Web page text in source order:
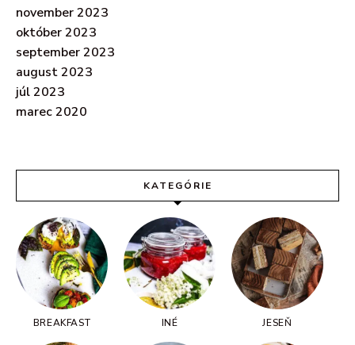
november 2023
október 2023
september 2023
august 2023
júl 2023
marec 2020
KATEGÓRIE
BREAKFAST INÉ JESEŇ